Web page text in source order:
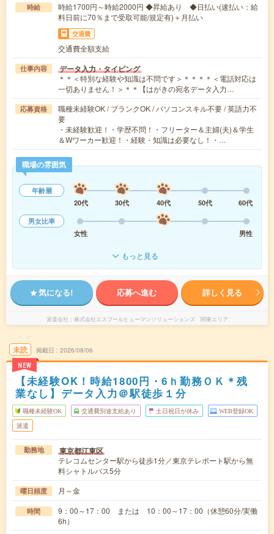
時給
時給1700円～時給2000円 ◆昇給あり ◆日払い(速払い：給
料日前に70％まで受取可能/規定有)＋月払い
交通費
交通費全額支給
仕事内容 データ入力・タイピング
＊＊＜特別な経験や知識は不問です＞＊＊＊＊＜電話対応は
一切ありません！＞＊＊【はがきの宛名データ入力…
応募資格
職種未経験OK / ブランクOK / パソコンスキル不要 / 英語力不
要
・未経験歓迎！・学歴不問！・フリーター＆主婦(夫)＆学生
＆Wワーカー歓迎！・経験・知識は必要なし！・…
職場の雰囲気
年齢層
20代
30代 40代 50代
60代
男女比率
女性
男性
もっと見る
気になる! 応募へ進む 詳しく見る
派遣会社 株式会社エスプールヒューマンソリューションズ 関東エリア
未読
NEW
掲載日 2026/08/06
【未経験OK！時給1800円・6ｈ勤務ＯＫ＊残
業なし】データ入力＠駅徒歩１分
職種未経験OK 交通費別途支給あり 土日祝日が休み WEB登録OK
派遣
勤務地 東京都江東区
テレコムセンター駅から徒歩1分／東京テレポート駅から無
料シャトルバス5分
曜日頻度 月～金
時間
9：00～17：00 または 10：00～17：00（休憩60分/実働
6h）